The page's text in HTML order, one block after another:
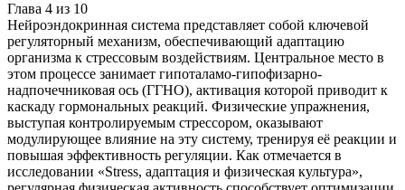
Глава 4 из 10
Нейроэндокринная система представляет собой ключевой
регуляторный механизм, обеспечивающий адаптацию
организма к стрессовым воздействиям. Центральное место в
этом процессе занимает гипоталамо-гипофизарно-
надпочечниковая ось (ГГНО), активация которой приводит к
каскаду гормональных реакций. Физические упражнения,
выступая контролируемым стрессором, оказывают
модулирующее влияние на эту систему, тренируя её реакции и
повышая эффективность регуляции. Как отмечается в
исследовании «Stress, адаптация и физическая культура»,